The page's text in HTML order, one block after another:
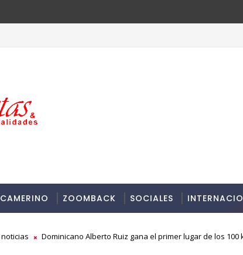
CAMERINO ZOOMBACK SOCIALES
noticias
Dominicano Alberto Ruiz gana el primer lugar de los 100